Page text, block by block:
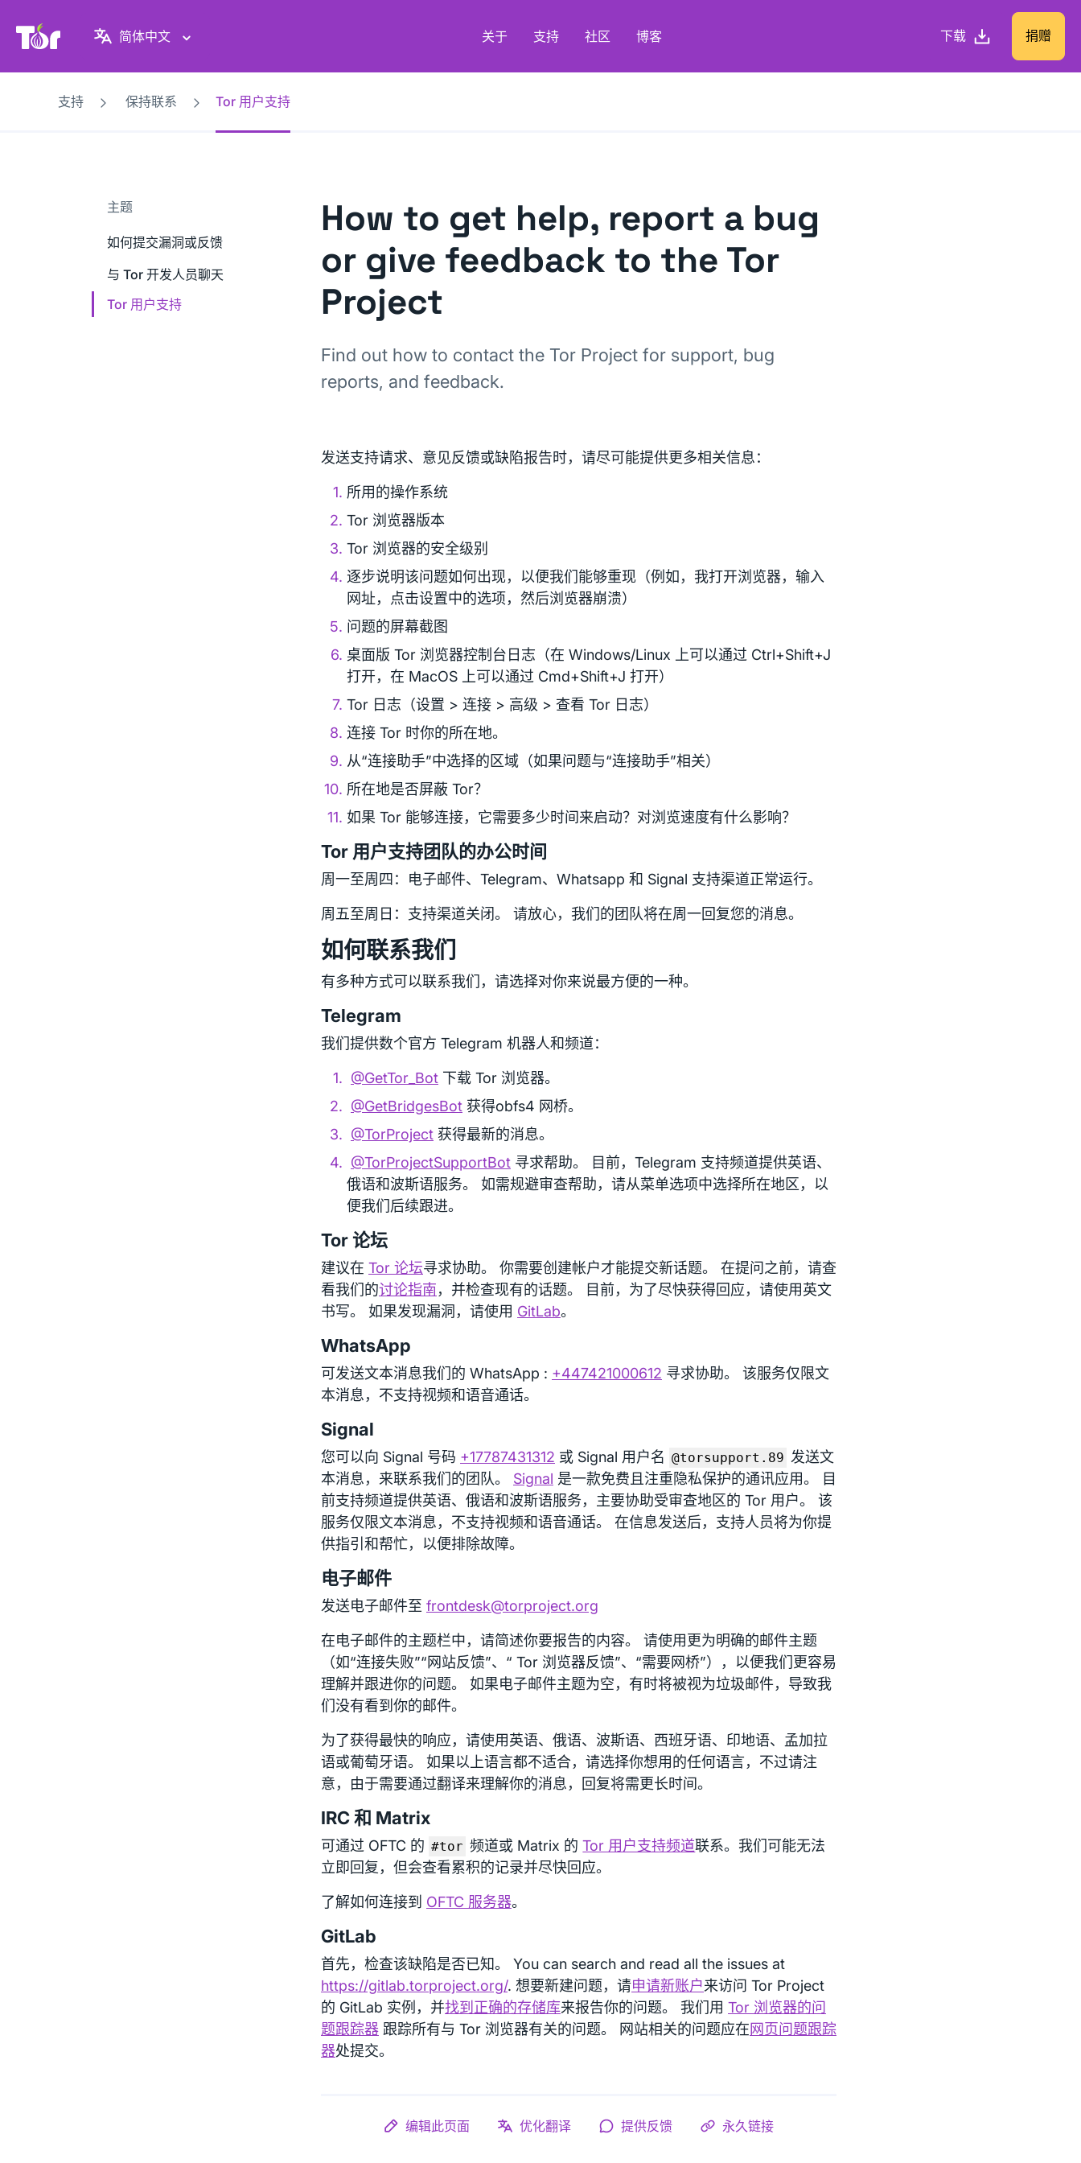
Tor Project 网站
简体中文 关于 支持 社区 博客 下载 捐赠
支持 保持联系 Tor 用户支持
主题
如何提交漏洞或反馈
与 Tor 开发人员聊天
Tor 用户支持
How to get help, report a bug
or give feedback to the Tor
Project
Find out how to contact the Tor Project for support, bug
reports, and feedback.
发送支持请求、意见反馈或缺陷报告时，请尽可能提供更多相关信息：
所用的操作系统
Tor 浏览器版本
Tor 浏览器的安全级别
逐步说明该问题如何出现，以便我们能够重现（例如，我打开浏览器，输入
网址，点击设置中的选项，然后浏览器崩溃）
问题的屏幕截图
桌面版 Tor 浏览器控制台日志（在 Windows/Linux 上可以通过 Ctrl+Shift+J
打开，在 MacOS 上可以通过 Cmd+Shift+J 打开）
Tor 日志（设置 > 连接 > 高级 > 查看 Tor 日志）
连接 Tor 时你的所在地。
从“连接助手”中选择的区域（如果问题与“连接助手”相关）
所在地是否屏蔽 Tor？
如果 Tor 能够连接，它需要多少时间来启动？对浏览速度有什么影响？
Tor 用户支持团队的办公时间
周一至周四：电子邮件、Telegram、Whatsapp 和 Signal 支持渠道正常运行。
周五至周日：支持渠道关闭。 请放心，我们的团队将在周一回复您的消息。
如何联系我们
有多种方式可以联系我们，请选择对你来说最方便的一种。
Telegram
我们提供数个官方 Telegram 机器人和频道：
@GetTor_Bot 下载 Tor 浏览器。
@GetBridgesBot 获得obfs4 网桥。
@TorProject 获得最新的消息。
@TorProjectSupportBot 寻求帮助。 目前，Telegram 支持频道提供英语、
俄语和波斯语服务。 如需规避审查帮助，请从菜单选项中选择所在地区，以
便我们后续跟进。
Tor 论坛
建议在 Tor 论坛寻求协助。 你需要创建帐户才能提交新话题。 在提问之前，请查
看我们的讨论指南，并检查现有的话题。 目前，为了尽快获得回应，请使用英文
书写。 如果发现漏洞，请使用 GitLab。
WhatsApp
可发送文本消息我们的 WhatsApp : +447421000612 寻求协助。 该服务仅限文
本消息，不支持视频和语音通话。
Signal
您可以向 Signal 号码 +17787431312 或 Signal 用户名 @torsupport.89 发送文
本消息，来联系我们的团队。 Signal 是一款免费且注重隐私保护的通讯应用。 目
前支持频道提供英语、俄语和波斯语服务，主要协助受审查地区的 Tor 用户。 该
服务仅限文本消息，不支持视频和语音通话。 在信息发送后，支持人员将为你提
供指引和帮忙，以便排除故障。
电子邮件
发送电子邮件至 frontdesk@torproject.org
在电子邮件的主题栏中，请简述你要报告的内容。 请使用更为明确的邮件主题
（如“连接失败”“网站反馈”、“ Tor 浏览器反馈”、“需要网桥”），以便我们更容易
理解并跟进你的问题。 如果电子邮件主题为空，有时将被视为垃圾邮件，导致我
们没有看到你的邮件。
为了获得最快的响应，请使用英语、俄语、波斯语、西班牙语、印地语、孟加拉
语或葡萄牙语。 如果以上语言都不适合，请选择你想用的任何语言，不过请注
意，由于需要通过翻译来理解你的消息，回复将需更长时间。
IRC 和 Matrix
可通过 OFTC 的 #tor 频道或 Matrix 的Tor 用户支持频道联系。我们可能无法
立即回复，但会查看累积的记录并尽快回应。
了解如何连接到 OFTC 服务器。
GitLab
首先，检查该缺陷是否已知。 You can search and read all the issues at
https://gitlab.torproject.org/. 想要新建问题，请申请新账户来访问 Tor Project
的 GitLab 实例，并找到正确的存储库来报告你的问题。 我们用 Tor 浏览器的问
题跟踪器 跟踪所有与 Tor 浏览器有关的问题。 网站相关的问题应在网页问题跟踪
器处提交。
编辑此页面 优化翻译 提供反馈 永久链接